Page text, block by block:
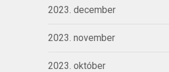
2023. december
2023. november
2023. október